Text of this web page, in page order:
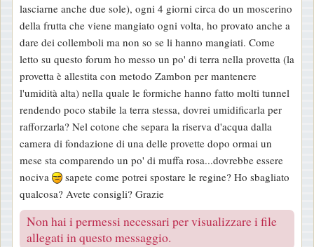
lasciarne anche due sole), ogni 4 giorni circa do un moscerino
della frutta che viene mangiato ogni volta, ho provato anche a
dare dei collemboli ma non so se li hanno mangiati. Come
letto su questo forum ho messo un po' di terra nella provetta (la
provetta è allestita con metodo Zambon per mantenere
l'umidità alta) nella quale le formiche hanno fatto molti tunnel
rendendo poco stabile la terra stessa, dovrei umidificarla per
rafforzarla? Nel cotone che separa la riserva d'acqua dalla
camera di fondazione di una delle provette dopo ormai un
mese sta comparendo un po' di muffa rosa...dovrebbe essere
nociva
sapete come potrei spostare le regine? Ho sbagliato
qualcosa? Avete consigli? Grazie
Non hai i permessi necessari per visualizzare i file
allegati in questo messaggio.